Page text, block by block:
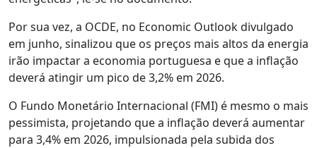
Por sua vez, a OCDE, no Economic Outlook divulgado
em junho, sinalizou que os preços mais altos da energia
irão impactar a economia portuguesa e que a inflação
deverá atingir um pico de 3,2% em 2026.
O Fundo Monetário Internacional (FMI) é mesmo o mais
pessimista, projetando que a inflação deverá aumentar
para 3,4% em 2026, impulsionada pela subida dos